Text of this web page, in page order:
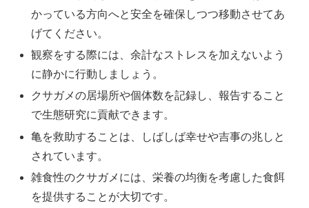
かっている方向へと安全を確保しつつ移動させてあ
げてください。
観察をする際には、余計なストレスを加えないよう
に静かに行動しましょう。
クサガメの居場所や個体数を記録し、報告すること
で生態研究に貢献できます。
亀を救助することは、しばしば幸せや吉事の兆しと
されています。
雑食性のクサガメには、栄養の均衡を考慮した食餌
を提供することが大切です。